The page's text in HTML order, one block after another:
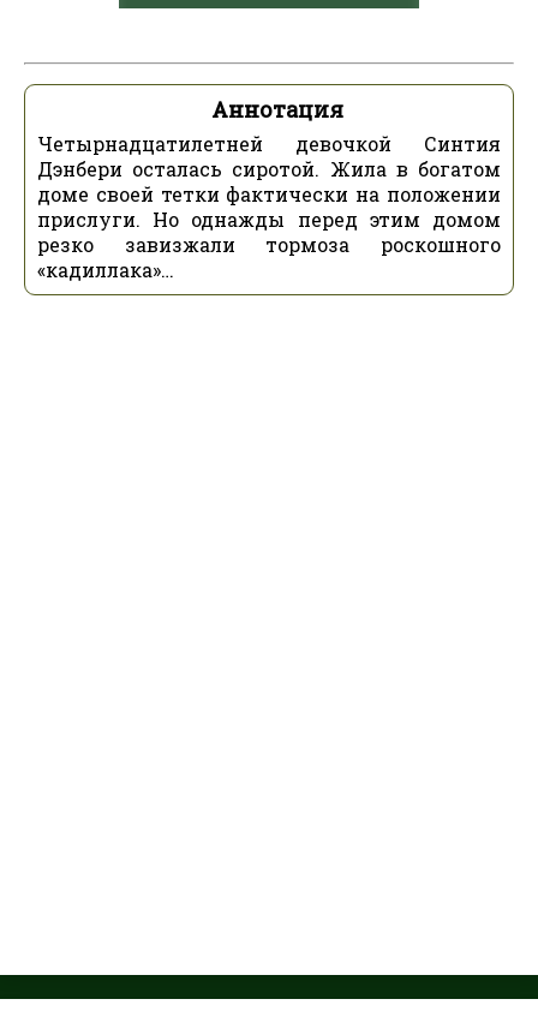
Аннотация
Четырнадцатилетней девочкой Синтия
Дэнбери осталась сиротой. Жила в богатом
доме своей тетки фактически на положении
прислуги. Но однажды перед этим домом
резко завизжали тормоза роскошного
«кадиллака»…